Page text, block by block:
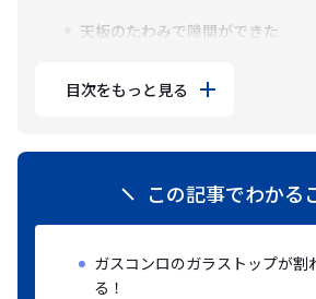
天板のたわみで隙間ができた
目次をもっと見る
この記事でわかる
ガスコンロのガラストップが割
る！